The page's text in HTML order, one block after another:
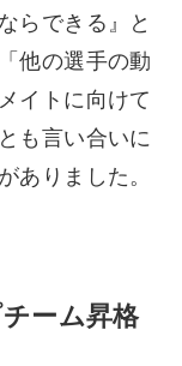
らできる』と
他の選手の動
イトに向けて
も言い合いに
ありました。
ーム昇格